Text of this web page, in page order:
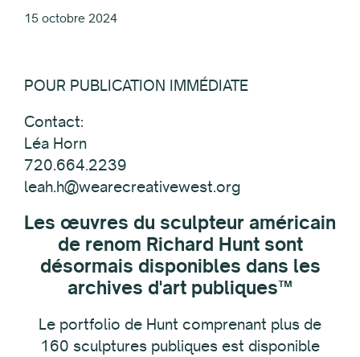
15 octobre 2024
POUR PUBLICATION IMMÉDIATE
Contact:
Léa Horn
720.664.2239
leah.h@wearecreativewest.org
Les œuvres du sculpteur américain
de renom Richard Hunt sont
désormais disponibles dans les
archives d'art publiques™
Le portfolio de Hunt comprenant plus de
160 sculptures publiques est disponible